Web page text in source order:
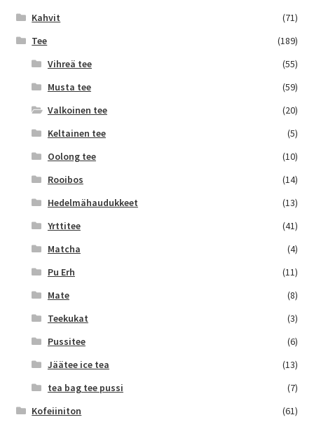
Kahvit
(71)
Tee
(189)
Vihreä tee
(55)
Musta tee
(59)
Valkoinen tee
(20)
Keltainen tee
(5)
Oolong tee
(10)
Rooibos
(14)
Hedelmähaudukkeet
(13)
Yrttitee
(41)
Matcha
(4)
Pu Erh
(11)
Mate
(8)
Teekukat
(3)
Pussitee
(6)
Jäätee ice tea
(13)
tea bag tee pussi
(7)
Kofeiiniton
(61)